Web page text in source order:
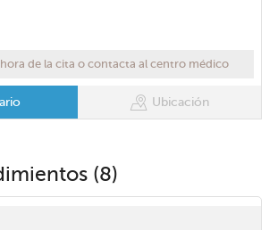
de la cita o contacta al centro médico
Ubicación
(8)